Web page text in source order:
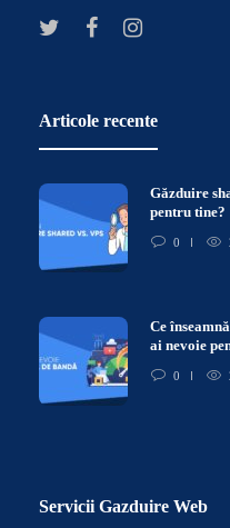
Articole recente
Găzduire
pentru tine?
0
Ce
ai nevoie
0
Servicii Gazduire Web